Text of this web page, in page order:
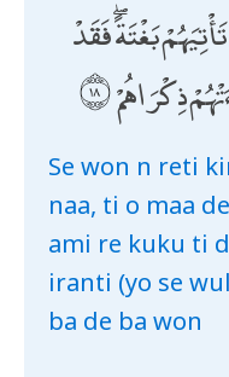
بَغْتَةً ۖ فَقَدْ
ذِكْرَاهُمْ
Se won n reti
naa, ti o maa
ami re kuku ti
iranti (yo se
ba de ba won